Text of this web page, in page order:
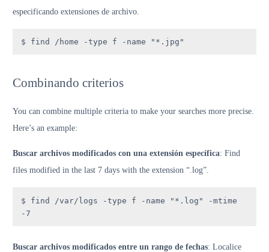
especificando extensiones de archivo.
$ find /home -type f -name "*.jpg"
Combinando criterios
You can combine multiple criteria to make your searches more precise.
Here’s an example:
Buscar archivos modificados con una extensión específica: Find
files modified in the last 7 days with the extension “.log”.
$ find /var/logs -type f -name "*.log" -mtime
-7
Buscar archivos modificados entre un rango de fechas: Localice